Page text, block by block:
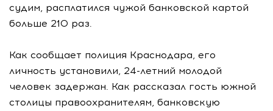
судим, расплатился чужой банковской картой
больше 210 раз.
Как сообщает полиция Краснодара, его
личность установили, 24-летний молодой
человек задержан. Как рассказал гость южной
столицы правоохранителям, банковскую